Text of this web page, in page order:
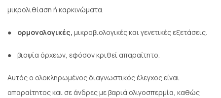
μικρολιθίαση ή καρκινώματα.
● ορμονολογικές, μικροβιολογικές και γενετικές εξετάσεις.
● βιοψία όρχεων, εφόσον κριθεί απαραίτητο.
Αυτός ο ολοκληρωμένος διαγνωστικός έλεγχος είναι
απαραίτητος και σε άνδρες με βαριά ολιγοσπερμία, καθώς